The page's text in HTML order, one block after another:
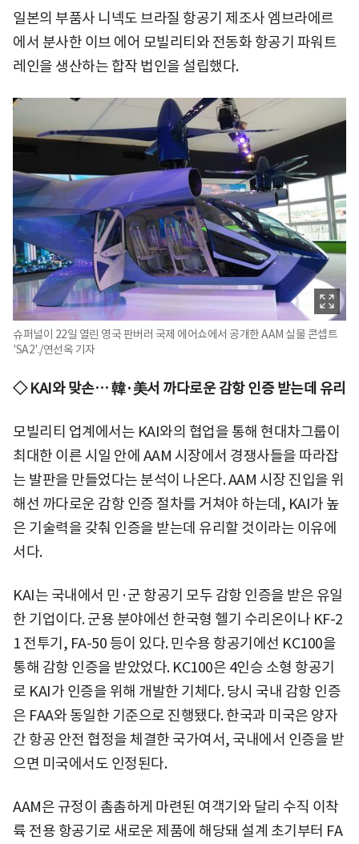
일본의 부품사 니넥도 브라질 항공기 제조사 엠브라에르
에서 분사한 이브 에어 모빌리티와 전동화 항공기 파워트
레인을 생산하는 합작 법인을 설립했다.
슈퍼널이 22일 열린 영국 판버러 국제 에어쇼에서 공개한 AAM 실물 콘셉트
'SA2'./연선옥 기자
◇ KAI와 맞손… 韓·美서 까다로운 감항 인증 받는데 유리
모빌리티 업계에서는 KAI와의 협업을 통해 현대차그룹이
최대한 이른 시일 안에 AAM 시장에서 경쟁사들을 따라잡
는 발판을 만들었다는 분석이 나온다. AAM 시장 진입을 위
해선 까다로운 감항 인증 절차를 거쳐야 하는데, KAI가 높
은 기술력을 갖춰 인증을 받는데 유리할 것이라는 이유에
서다.
KAI는 국내에서 민·군 항공기 모두 감항 인증을 받은 유일
한 기업이다. 군용 분야에선 한국형 헬기 수리온이나 KF-2
1 전투기, FA-50 등이 있다. 민수용 항공기에선 KC100을
통해 감항 인증을 받았었다. KC100은 4인승 소형 항공기
로 KAI가 인증을 위해 개발한 기체다. 당시 국내 감항 인증
은 FAA와 동일한 기준으로 진행됐다. 한국과 미국은 양자
간 항공 안전 협정을 체결한 국가여서, 국내에서 인증을 받
으면 미국에서도 인정된다.
AAM은 규정이 촘촘하게 마련된 여객기와 달리 수직 이착
륙 전용 항공기로 새로운 제품에 해당돼 설계 초기부터 FA